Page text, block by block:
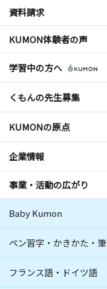
資料請求
KUMON体験者の声
学習中の方へ
くもんの先生募集
KUMONの原点
企業情報
事業・活動の広がり
Baby Kumon
ペン習字・かきかた・
フランス語・ドイツ語